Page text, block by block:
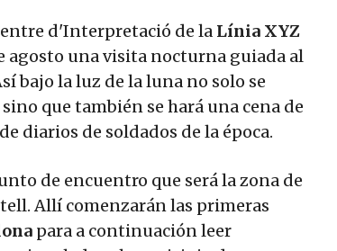
d'Interpretació de la Línia XYZ
agosto una visita nocturna guiada al
bajo la luz de la luna no solo se
que también se hará una cena de
diarios de soldados de la época.
de encuentro que será la zona de
Allí comenzarán las primeras
para a continuación leer